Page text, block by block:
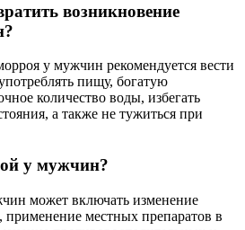
возникновение
у мужчин рекомендуется вести
пищу, богатую
количество воды, избегать
а также не тужиться при
у мужчин?
может включать изменение
применение местных препаратов в